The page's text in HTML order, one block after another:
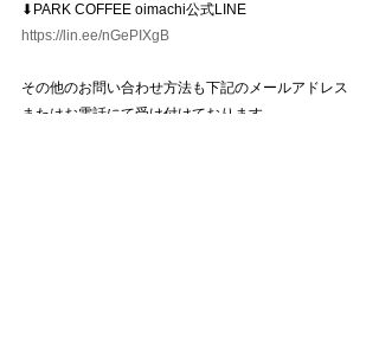
⬇︎PARK COFFEE oimachi公式LINE
https://lin.ee/nGePIXgB
その他のお問い合わせ方法も下記のメールアドレス
またはお電話にて受け付けております。